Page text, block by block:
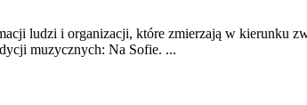
ludzi i organizacji, które zmierzają w kierunku
muzycznych: Na Sofie. ...